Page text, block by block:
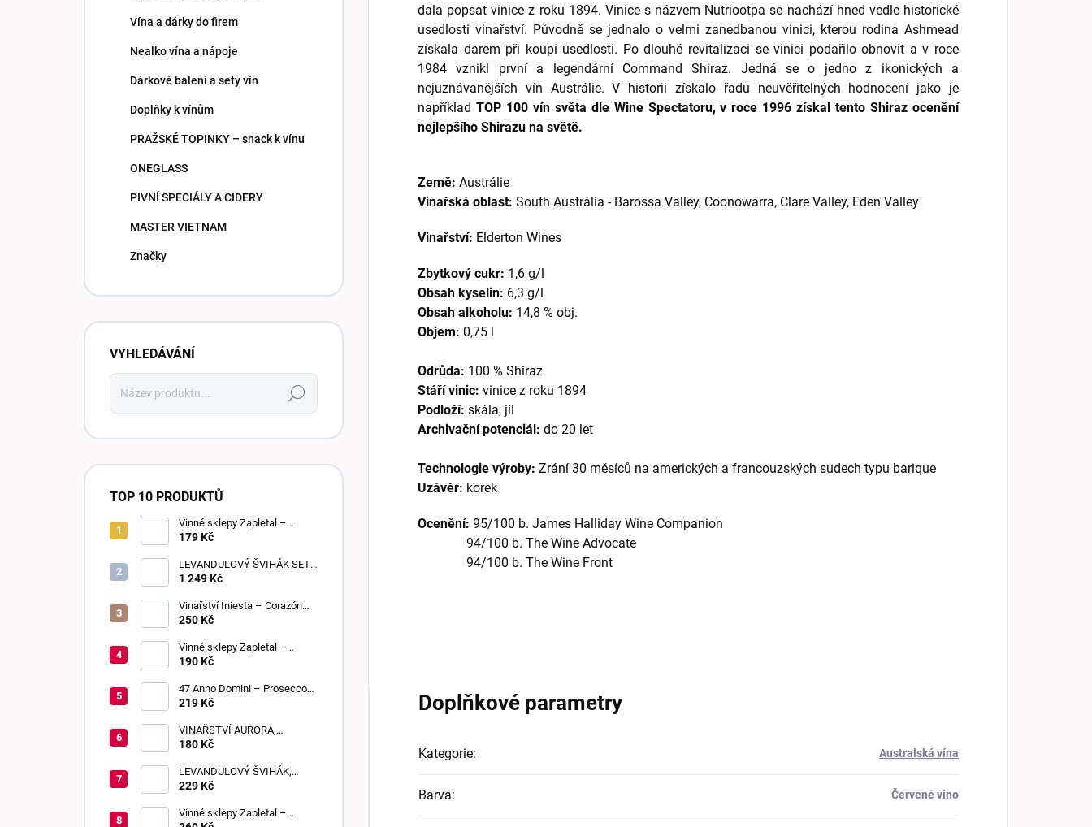
Vína a dárky do firem
Nealko vína a nápoje
Dárkové balení a sety vín
Doplňky k vínům
PRAŽSKÉ TOPINKY – snack k vínu
ONEGLASS
PIVNÍ SPECIÁLY A CIDERY
MASTER VIETNAM
Značky
VYHLEDÁVÁNÍ
Hledat
TOP 10 PRODUKTŮ
Vinné sklepy Zapletal –
Sweet Touch 2025 | moravské
179 Kč
LEVANDULOVÝ ŠVIHÁK SET,
POLOSLADKÉ, 6 KUSŮ
1 249 Kč
Vinařství Iniesta – Corazón
Loco Blanco 2025 | suché
250 Kč
Vinné sklepy Zapletal –
Sauvignon 2024 | kabinetní
190 Kč
47 Anno Domini – Prosecco
DOC Frizzante | Extra Dry
219 Kč
VINAŘSTVÍ AURORA,
BEZIŇON, SLADKÉ, 0,75 L
180 Kč
LEVANDULOVÝ ŠVIHÁK,
POLOSLADKÉ, 0,75 L
229 Kč
Vinné sklepy Zapletal –
dala popsat vinice z roku 1894. Vinice s názvem Nutriootpa se nachází hned vedle historické
usedlosti vinařství. Původně se jednalo o velmi zanedbanou vinici, kterou rodina Ashmead
získala darem při koupi usedlosti. Po dlouhé revitalizaci se vinici podařilo obnovit a v roce
1984 vznikl první a legendární Command Shiraz. Jedná se o jedno z ikonických a
nejuznávanějších vín Austrálie. V historii získalo řadu neuvěřitelných hodnocení jako je
například TOP 100 vín světa dle Wine Spectatoru, v roce 1996 získal tento Shiraz ocenění
nejlepšího Shirazu na světě.
Země: Austrálie
Vinařská oblast: South Austrália - Barossa Valley, Coonowarra, Clare Valley, Eden Valley
Vinařství: Elderton Wines
Zbytkový cukr: 1,6 g/l
Obsah kyselin: 6,3 g/l
Obsah alkoholu: 14,8 % obj.
Objem: 0,75 l
Odrůda: 100 % Shiraz
Stáří vinic: vinice z roku 1894
Podloží: skála, jíl
Archivační potenciál: do 20 let
Technologie výroby: Zrání 30 měsíců na amerických a francouzských sudech typu barique
Uzávěr: korek
Ocenění: 95/100 b. James Halliday Wine Companion
94/100 b. The Wine Advocate
94/100 b. The Wine Front
Doplňkové parametry
Kategorie: Australská vína
Barva: Červené víno